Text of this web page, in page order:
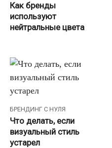
Как бренды
используют
нейтральные цвета
БРЕНДИНГ С НУЛЯ
Что делать, если
визуальный стиль
устарел